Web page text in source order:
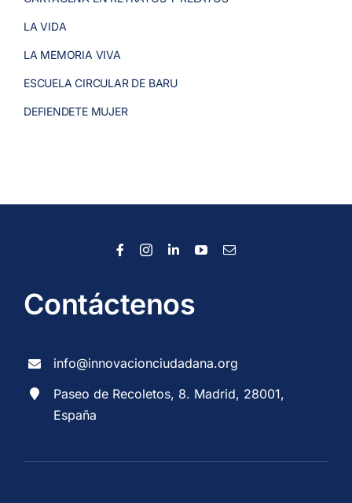
LA VIDA
LA MEMORIA VIVA
ESCUELA CIRCULAR DE BARU
DEFIENDETE MUJER
Contáctenos
info@innovacionciudadana.org
Paseo de Recoletos, 8. Madrid, 28001,
España